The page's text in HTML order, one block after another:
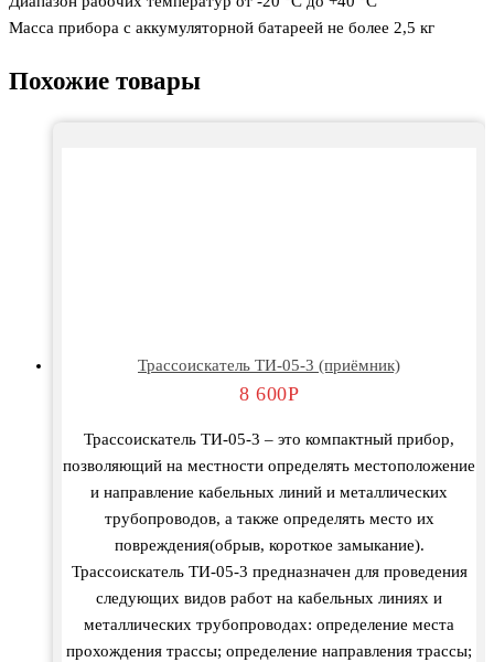
Масса прибора с аккумуляторной батареей не более 2,5 кг
Похожие товары
Трассоискатель ТИ-05-3 (приёмник)
8 600Р
Трассоискатель ТИ-05-3 – это компактный прибор,
позволяющий на местности определять местоположение
и направление кабельных линий и металлических
трубопроводов, а также определять место их
повреждения(обрыв, короткое замыкание).
Трассоискатель ТИ-05-3 предназначен для проведения
следующих видов работ на кабельных линиях и
металлических трубопроводах: определение места
прохождения трассы; определение направления трассы;